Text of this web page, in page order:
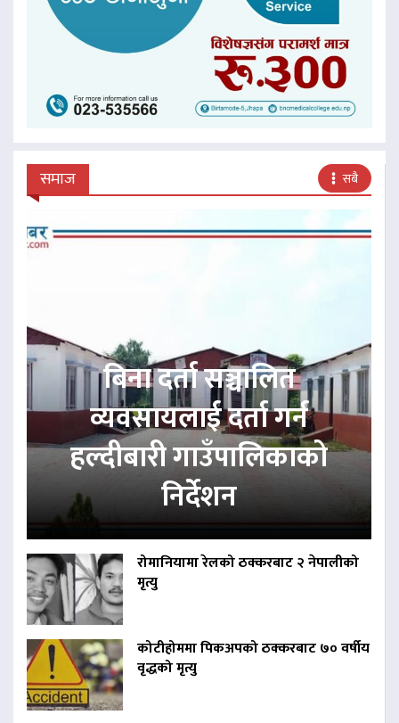
समाज सबै
बिना दर्ता सञ्चालित
व्यवसायलाई दर्ता गर्न
हल्दीबारी गाउँपालिकाको
निर्देशन
रोमानियामा रेलको ठक्करबाट २ नेपालीको
मृत्यु
कोटीहोममा पिकअपको ठक्करबाट ७० वर्षीय
वृद्धको मृत्यु